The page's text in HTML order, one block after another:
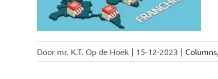
Door mr. K.T. Op de Hoek | 15-12-2023 | Columns,